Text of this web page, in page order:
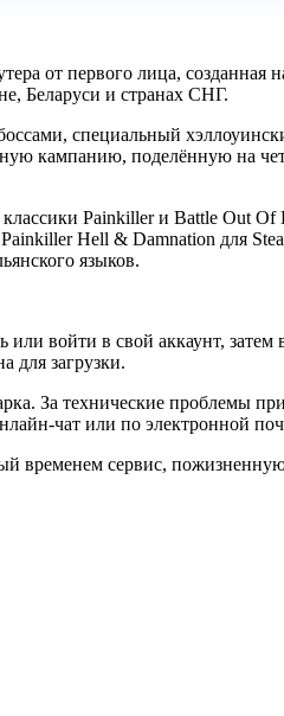
от первого лица,
Беларуси и странах СНГ.
специальный
кампанию, поделённую на
Painkiller и Battle Out Of
Hell & Damnation для
языков.
или войти в свой аккаунт,
для загрузки.
За технические проблемы
чат или по электронной
временем сервис,